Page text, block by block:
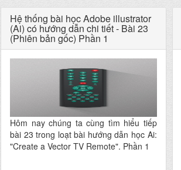
Hệ thống bài học Adobe illustrator
(Ai) có hướng dẫn chi tiết - Bài 23
(Phiên bản gốc) Phần 1
Hôm nay chúng ta cùng tìm hiểu tiếp
bài 23 trong loạt bài hướng dẫn học Ai:
"Create a Vector TV Remote". Phần 1